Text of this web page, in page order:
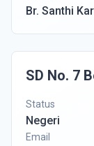
Br. Santhi
SD No. 7
Status
Negeri
Email